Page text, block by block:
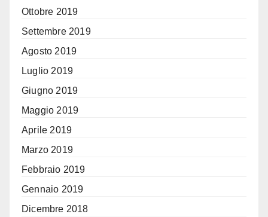
Ottobre 2019
Settembre 2019
Agosto 2019
Luglio 2019
Giugno 2019
Maggio 2019
Aprile 2019
Marzo 2019
Febbraio 2019
Gennaio 2019
Dicembre 2018